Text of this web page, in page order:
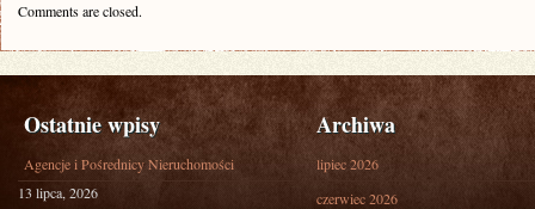
Comments are closed.
Ostatnie wpisy
Agencje i Pośrednicy Nieruchomości
13 lipca, 2026
Archiwa
lipiec 2026
czerwiec 2026